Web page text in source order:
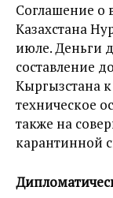
Соглашение о
Казахстана
июле. Деньги
составление
Кыргызстана
техническое
также на
карантинной